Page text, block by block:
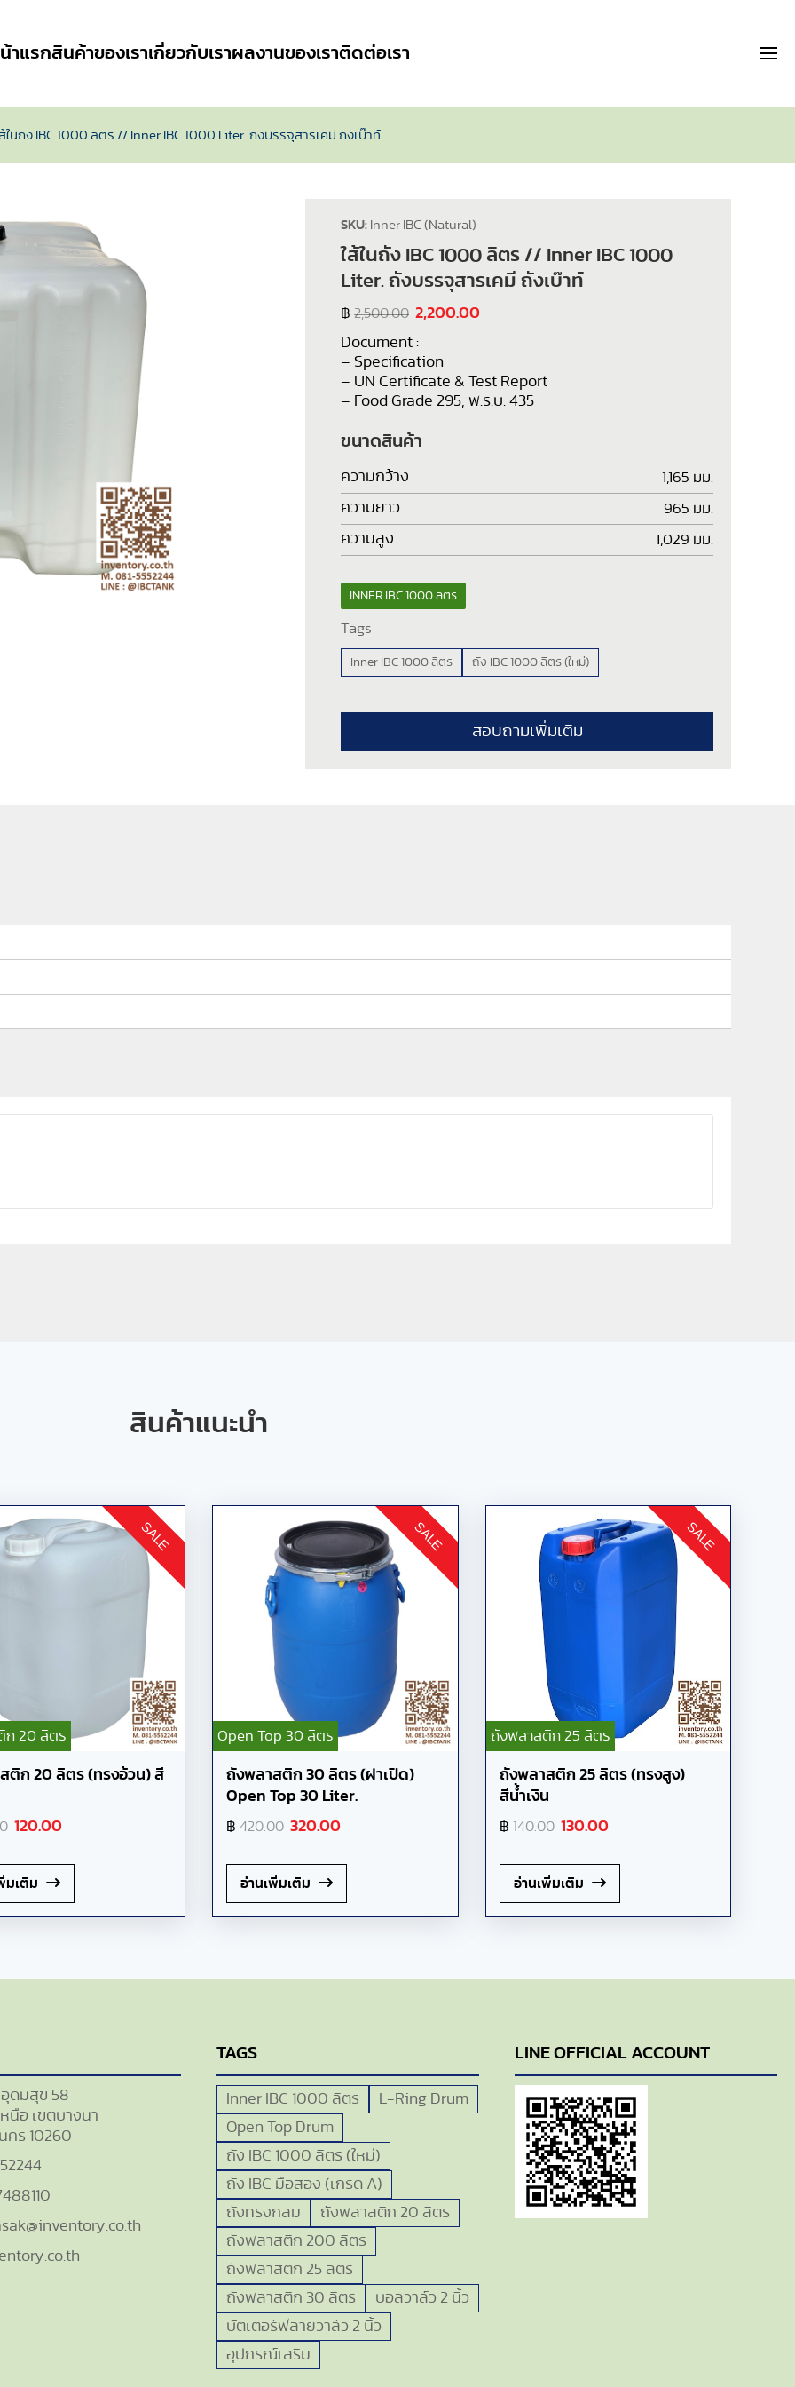
าแรกสินค้าของเราเกี่ยวกับเราผลงานของเราติดต่อเรา
ในถัง IBC 1000 ลิตร // Inner IBC 1000 Liter. ถังบรรจุสารเคมี ถังเบ๊าท์
SKU: Inner IBC (Natural)
ใส้ในถัง IBC 1000 ลิตร // Inner IBC 1000
Liter. ถังบรรจุสารเคมี ถังเบ๊าท์
฿ 2,500.00 2,200.00
Document :
– Specification
– UN Certificate & Test Report
– Food Grade 295, พ.ร.บ. 435
ขนาดสินค้า
ความกว้าง 1,165 มม.
ความยาว 965 มม.
ความสูง 1,029 มม.
INNER IBC 1000 ลิตร
Tags
Inner IBC 1000 ลิตร ถัง IBC 1000 ลิตร (ใหม่)
สอบถามเพิ่มเติม
สินค้าแนะนำ
ก 20 ลิตร
SALE
ติก 20 ลิตร (ทรงอ้วน) สี
120.00
มเติม
Open Top 30 ลิตร
SALE
ถังพลาสติก 30 ลิตร (ฝาเปิด)
Open Top 30 Liter.
฿ 420.00 320.00
อ่านเพิ่มเติม
ถังพลาสติก 25 ลิตร
SALE
ถังพลาสติก 25 ลิตร (ทรงสูง)
สีน้ำเงิน
฿140.00 130.00
อ่านเพิ่มเติม
อุดมสุข 58
นือ เขตบางนา
คร 10260
TAGS
Inner IBC 1000 ลิตร
L-Ring Drum
Open Top Drum
ถัง IBC 1000 ลิตร (ใหม่)
ถัง IBC มือสอง (เกรด A)
ถังทรงกลม
ถังพลาสติก 20 ลิตร
ถังพลาสติก 200 ลิตร
ถังพลาสติก 25 ลิตร
ถังพลาสติก 30 ลิตร
บอลวาล์ว 2 นิ้ว
บัตเตอร์ฟลายวาล์ว 2 นิ้ว
อุปกรณ์เสริม
LINE OFFICIAL ACCOUNT